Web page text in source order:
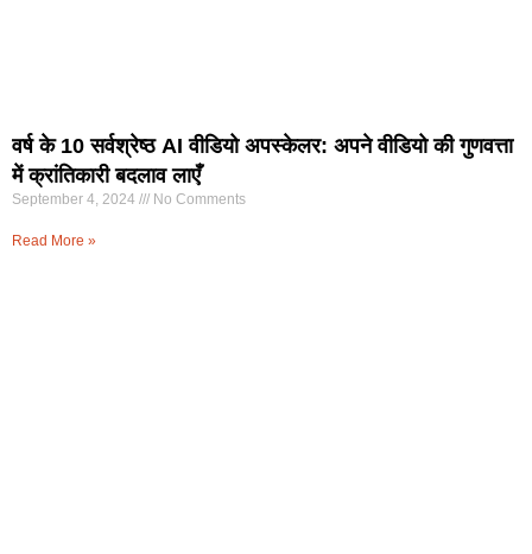
वर्ष के 10 सर्वश्रेष्ठ AI वीडियो अपस्केलर: अपने वीडियो की गुणवत्ता
में क्रांतिकारी बदलाव लाएँ
September 4, 2024 No Comments
Read More »